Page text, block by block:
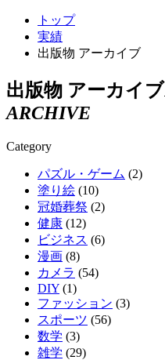
トップ
実績
出版物 アーカイブ
出版物 アーカイブ
ARCHIVE
Category
パズル・ゲーム (2)
塗り絵 (10)
冠婚葬祭 (2)
健康 (12)
ビジネス (6)
漫画 (8)
カメラ (54)
DIY (1)
ファッション (3)
スポーツ (56)
数学 (3)
雑学 (29)